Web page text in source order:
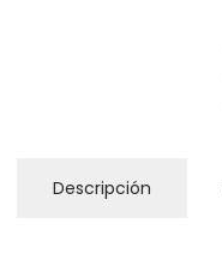
Descripción